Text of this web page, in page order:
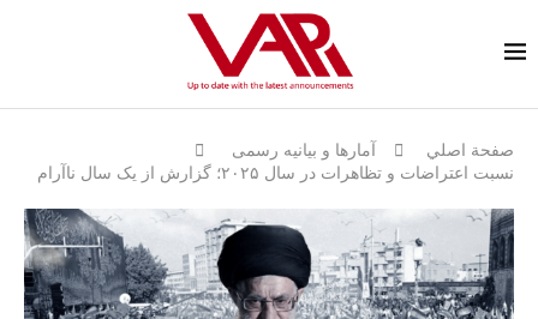
صفحة اصلي
آمارها و بيانيه رسمى
نسبت اعتراضات و تظاهرات در سال ۲۰۲۵؛ گزارش از یک سال ناآرام